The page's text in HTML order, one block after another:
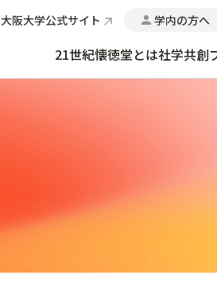
大阪大学公式サイト 学内の方へ
21世紀懐徳堂とは社学共創